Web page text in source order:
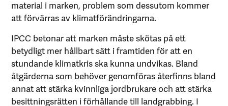
material i marken, problem som dessutom kommer
att förvärras av klimatförändringarna.
IPCC betonar att marken måste skötas på ett
betydligt mer hållbart sätt i framtiden för att en
stundande klimatkris ska kunna undvikas. Bland
åtgärderna som behöver genomföras återfinns bland
annat att stärka kvinnliga jordbrukare och att stärka
besittningsrätten i förhållande till landgrabbing. I